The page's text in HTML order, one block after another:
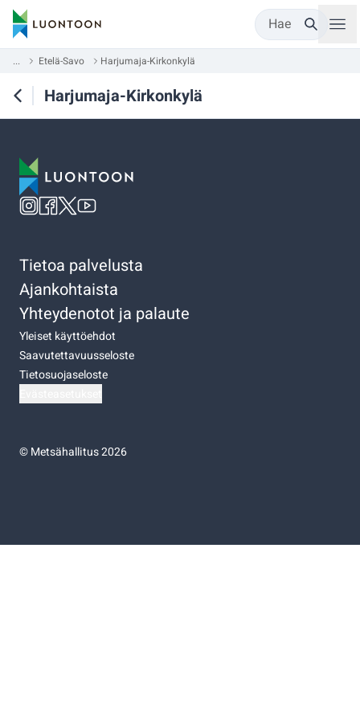
Hae
... Etelä-Savo Harjumaja-Kirkonkylä
Harjumaja-Kirkonkylä
Tietoa palvelusta
Ajankohtaista
Yhteydenotot ja palaute
Yleiset käyttöehdot
Saavutettavuusseloste
Tietosuojaseloste
©Metsähallitus 2026